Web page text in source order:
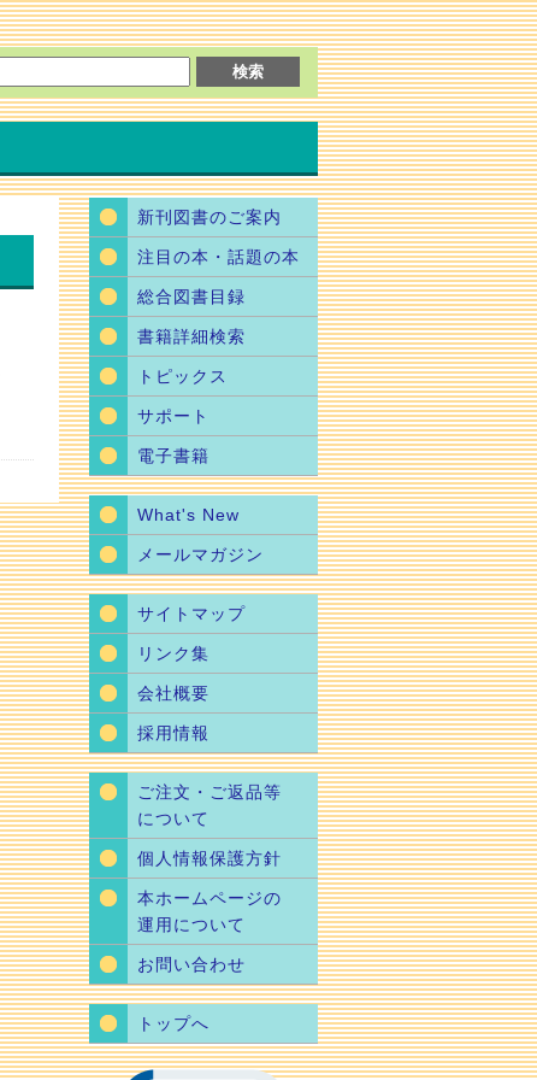
新刊図書のご案内
注目の本・話題の本
総合図書目録
書籍詳細検索
トピックス
サポート
電子書籍
What's New
メールマガジン
サイトマップ
リンク集
会社概要
採用情報
ご注文・ご返品等
について
個人情報保護方針
本ホームページの
運用について
お問い合わせ
トップへ